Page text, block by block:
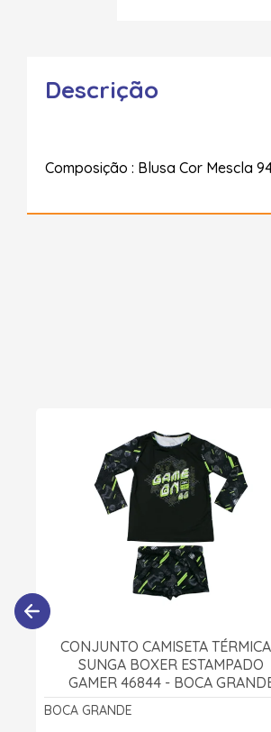
Descrição
Composição : Blusa Cor Mescla
CONJUNTO CAMISETA
SUNGA BOXER ESTAMPADO
GAMER 46844 - BOCA
BOCA GRANDE